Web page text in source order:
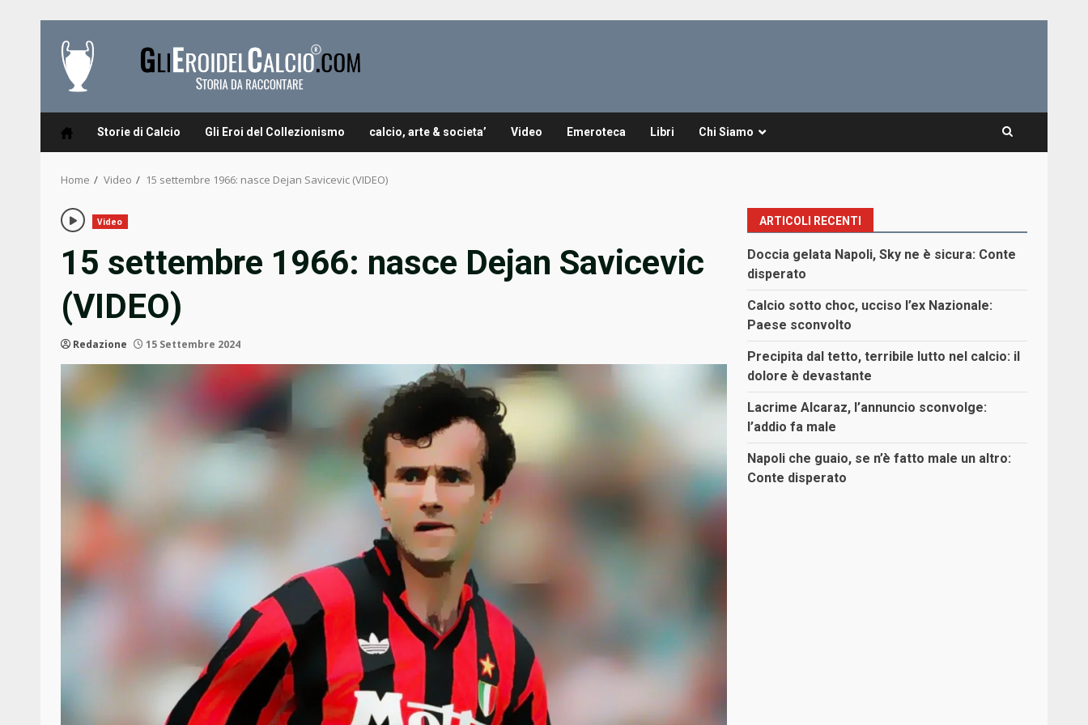
content
Storie di Calcio Gli Eroi del Collezionismo calcio, arte & societa’ Video Emeroteca Libri Chi Siamo
Home Video 15 settembre 1966: nasce Dejan Savicevic (VIDEO)
Video
15 settembre 1966: nasce Dejan Savicevic
(VIDEO)
Redazione 15 Settembre 2024
ARTICOLI RECENTI
Doccia gelata Napoli, Sky ne è sicura: Conte
disperato
Calcio sotto choc, ucciso l’ex Nazionale:
Paese sconvolto
Precipita dal tetto, terribile lutto nel calcio: il
dolore è devastante
Lacrime Alcaraz, l’annuncio sconvolge:
l’addio fa male
Napoli che guaio, se n’è fatto male un altro:
Conte disperato